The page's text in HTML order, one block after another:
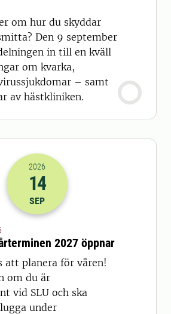
om hur du skyddar
Den 9 september
in till en kväll
om kvarka,
– samt
av hästkliniken.
2026-14-09 22:00
2026
14
SEP
2027 öppnar
att planera för våren!
om du är
vid SLU och ska
under